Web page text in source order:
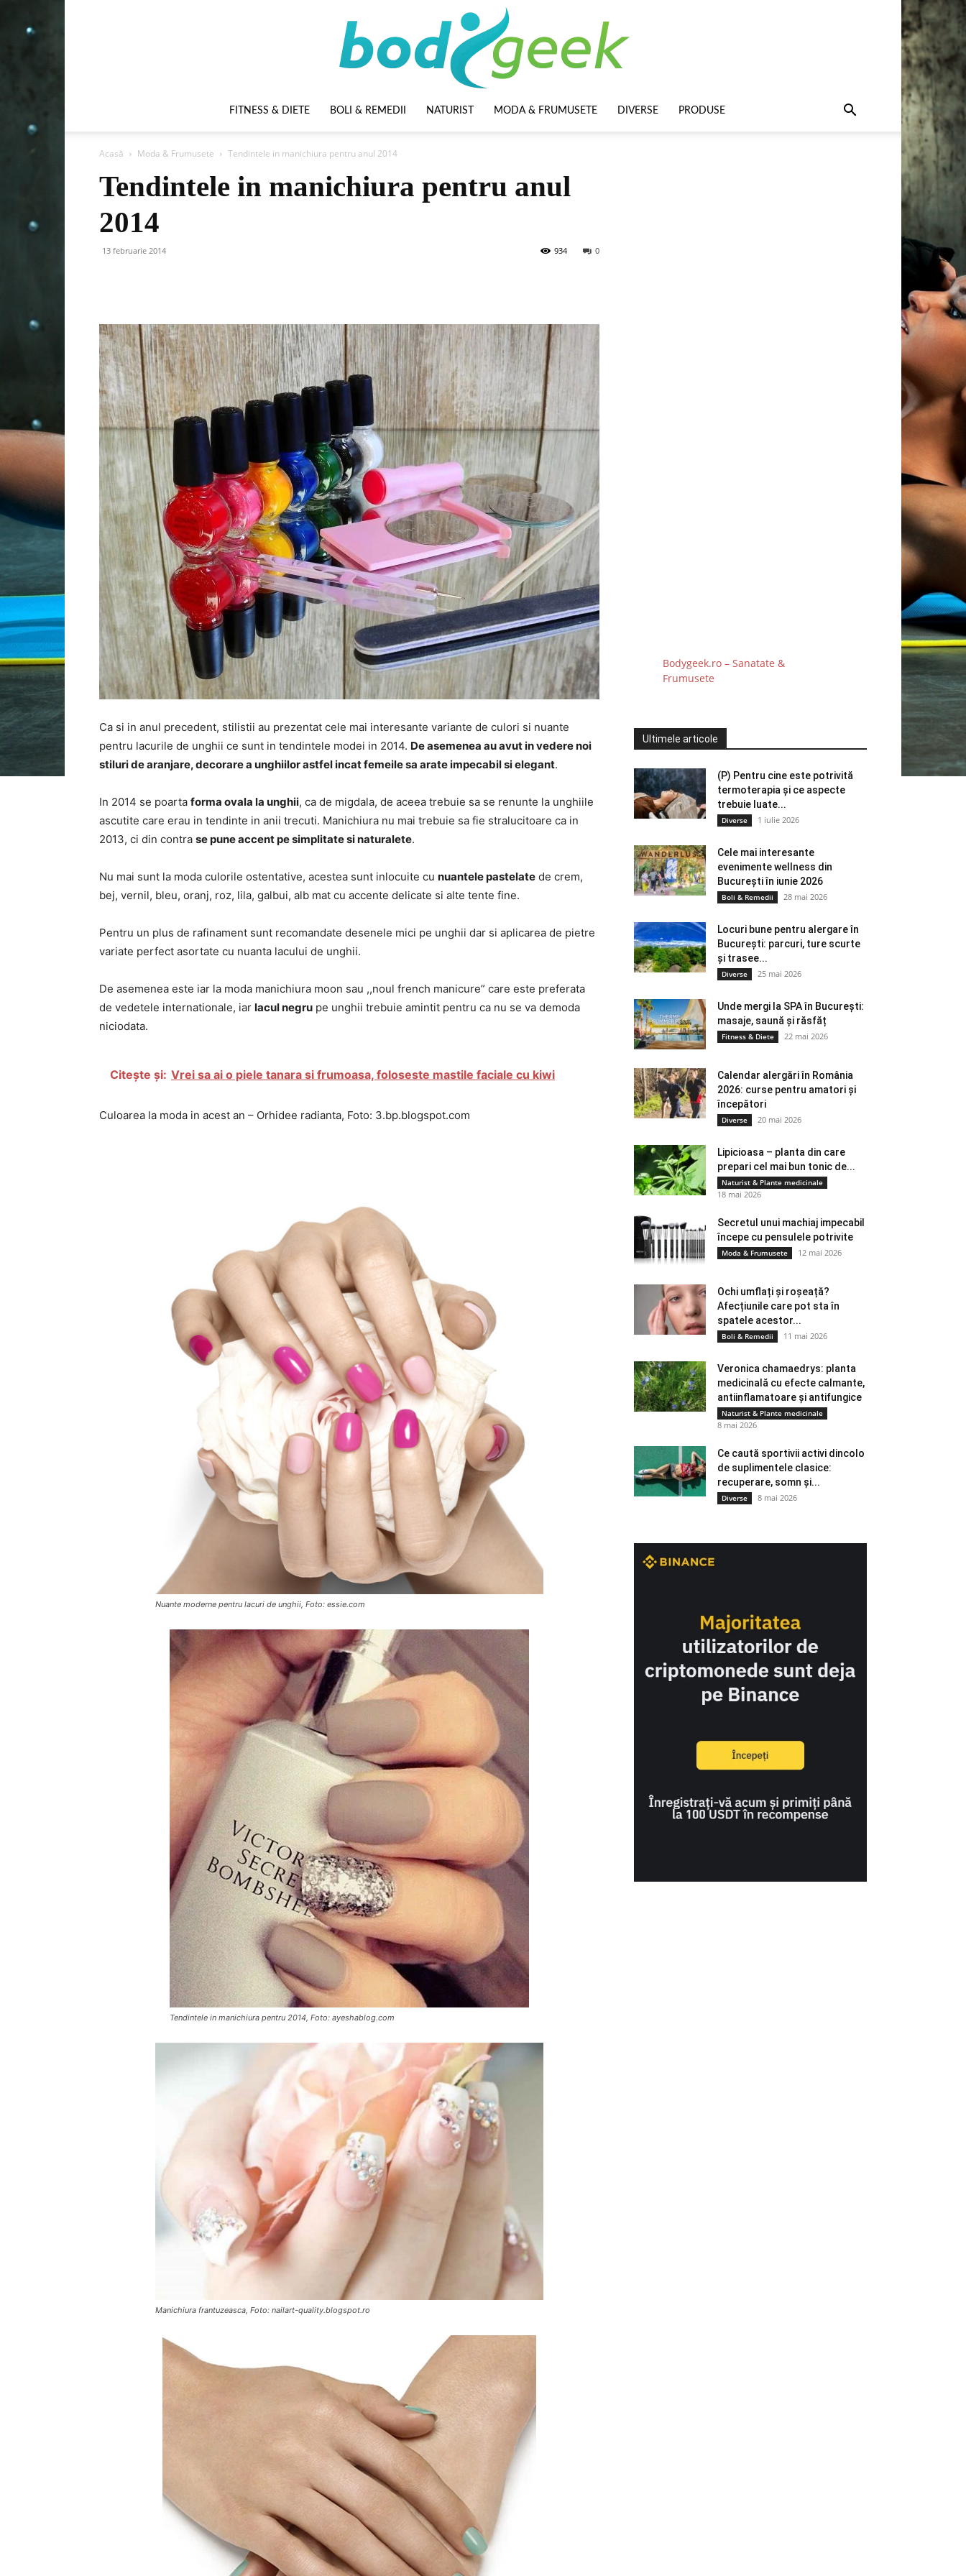
FITNESS & DIETE BOLI & REMEDII NATURIST MODA & FRUMUSETE DIVERSE PRODUSE
Acasă Moda & Frumusete Tendintele in manichiura pentru anul 2014
Tendintele in manichiura pentru anul
2014
13 februarie 2014 0
934
Ca si in anul precedent, stilistii au prezentat cele mai interesante variante de culori si nuante
pentru lacurile de unghii ce sunt in tendintele modei in 2014. De asemenea au avut in vedere noi
stiluri de aranjare, decorare a unghiilor astfel incat femeile sa arate impecabil si elegant.
In 2014 se poarta forma ovala la unghii, ca de migdala, de aceea trebuie sa se renunte la unghiile
ascutite care erau in tendinte in anii trecuti. Manichiura nu mai trebuie sa fie stralucitoare ca in
2013, ci din contra se pune accent pe simplitate si naturalete.
Nu mai sunt la moda culorile ostentative, acestea sunt inlocuite cu nuantele pastelate de crem,
bej, vernil, bleu, oranj, roz, lila, galbui, alb mat cu accente delicate si alte tente fine.
Pentru un plus de rafinament sunt recomandate desenele mici pe unghii dar si aplicarea de pietre
variate perfect asortate cu nuanta lacului de unghii.
De asemenea este iar la moda manichiura moon sau ,,noul french manicure” care este preferata
de vedetele internationale, iar lacul negru pe unghii trebuie amintit pentru ca nu se va demoda
niciodata.
Citește și: Vrei sa ai o piele tanara si frumoasa, foloseste mastile faciale cu kiwi
Culoarea la moda in acest an – Orhidee radianta, Foto: 3.bp.blogspot.com
Nuante moderne pentru lacuri de unghii, Foto: essie.com
Tendintele in manichiura pentru 2014, Foto: ayeshablog.com
Manichiura frantuzeasca, Foto: nailart-quality.blogspot.ro
Bodygeek.ro – Sanatate &
Frumusete
Ultimele articole
(P) Pentru cine este potrivită
termoterapia și ce aspecte
trebuie luate...
Diverse 1 iulie 2026
Cele mai interesante
evenimente wellness din
București în iunie 2026
Boli & Remedii 28 mai 2026
Locuri bune pentru alergare în
București: parcuri, ture scurte
și trasee...
Diverse 25 mai 2026
Unde mergi la SPA în București:
masaje, saună și răsfăț
Fitness & Diete 22 mai 2026
Calendar alergări în România
2026: curse pentru amatori și
începători
Diverse 20 mai 2026
Lipicioasa – planta din care
prepari cel mai bun tonic de...
Naturist & Plante medicinale
18 mai 2026
Secretul unui machiaj impecabil
începe cu pensulele potrivite
Moda & Frumusete 12 mai 2026
Ochi umflați și roșeață?
Afecțiunile care pot sta în
spatele acestor...
Boli & Remedii 11 mai 2026
Veronica chamaedrys: planta
medicinală cu efecte calmante,
antiinflamatoare și antifungice
Naturist & Plante medicinale
8 mai 2026
Ce caută sportivii activi dincolo
de suplimentele clasice:
recuperare, somn și...
Diverse 8 mai 2026